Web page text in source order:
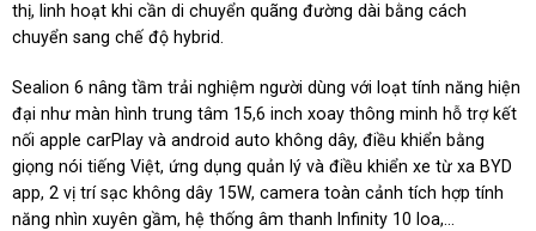
thị, linh hoạt khi cần di chuyển quãng đường dài bằng cách
chuyển sang chế độ hybrid.
Sealion 6 nâng tầm trải nghiệm người dùng với loạt tính năng hiện
đại như màn hình trung tâm 15,6 inch xoay thông minh hỗ trợ kết
nối apple carPlay và android auto không dây, điều khiển bằng
giọng nói tiếng Việt, ứng dụng quản lý và điều khiển xe từ xa BYD
app, 2 vị trí sạc không dây 15W, camera toàn cảnh tích hợp tính
năng nhìn xuyên gầm, hệ thống âm thanh Infinity 10 loa,...